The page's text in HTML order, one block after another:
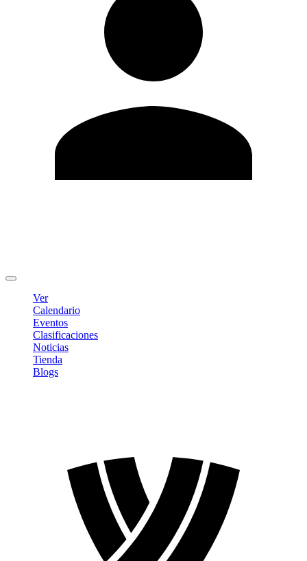
Ver
Calendario
Eventos
Clasificaciones
Noticias
Tienda
Blogs